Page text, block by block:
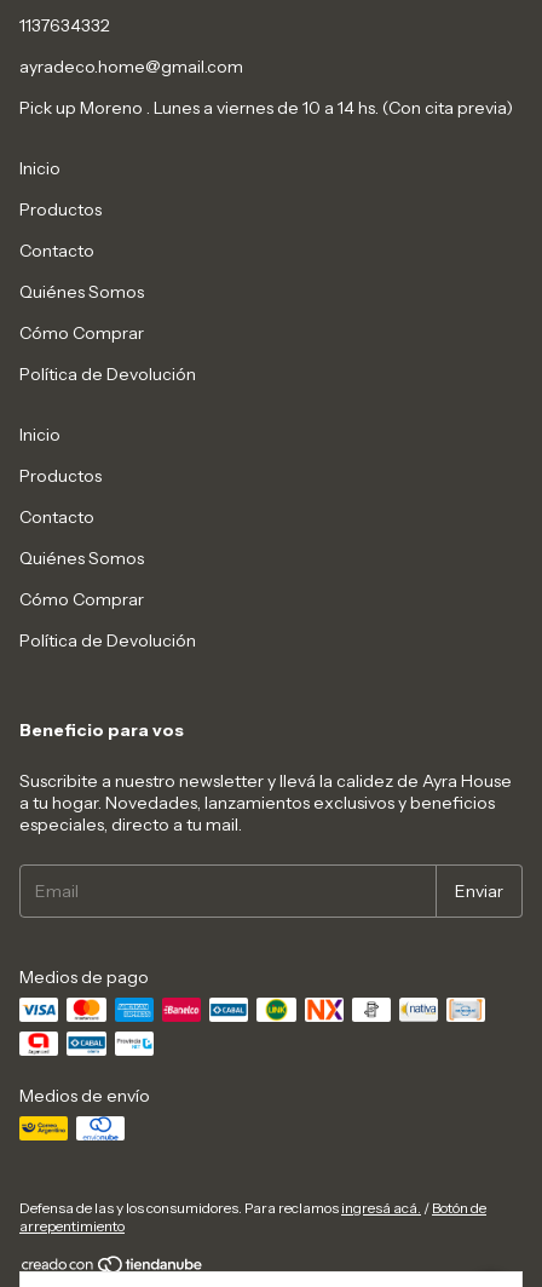
1137634332
ayradeco.home@gmail.com
Pick up Moreno . Lunes a viernes de 10 a 14 hs. (Con cita previa)
Inicio
Productos
Contacto
Quiénes Somos
Cómo Comprar
Política de Devolución
Inicio
Productos
Contacto
Quiénes Somos
Cómo Comprar
Política de Devolución
Beneficio para vos
Suscribite a nuestro newsletter y llevá la calidez de Ayra House
a tu hogar. Novedades, lanzamientos exclusivos y beneficios
especiales, directo a tu mail.
Medios de pago
Medios de envío
Defensa de las y los consumidores. Para reclamos ingresá acá. / Botón de
arrepentimiento